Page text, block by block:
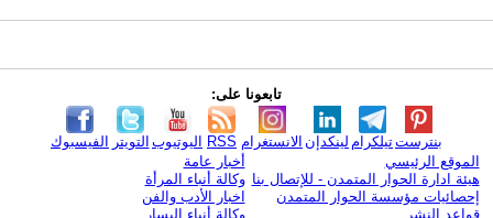
تابعونا على:
الفيسبوك التويتر اليوتيوب RSS الانستغرام لينكدإن تيلكرامبنترست
الموقع الرئيسي
هيئة ادارة الحوار المتمدن - للإتصال بنا
إحصائيات مؤسسة الحوار المتمدن
قواعد النشر
أخبار عامة
وكالة أنباء المرأة
اخبار الأدب والفن
وكالة أنباء اليسار